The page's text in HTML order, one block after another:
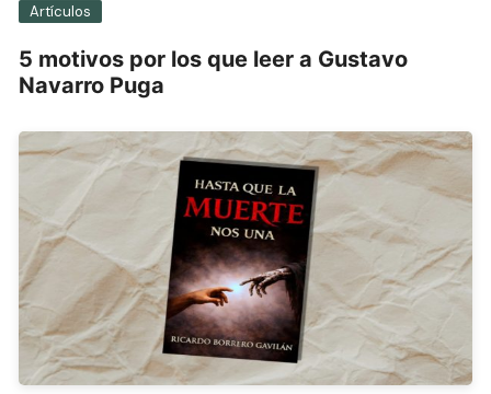
Artículos
5 motivos por los que leer a Gustavo
Navarro Puga